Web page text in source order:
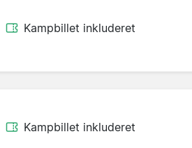
Kampbillet inkluderet
Kampbillet inkluderet